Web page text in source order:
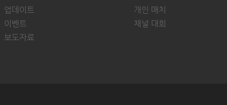
업데이트
이벤트
보도자료
개인 매치
채널 대회